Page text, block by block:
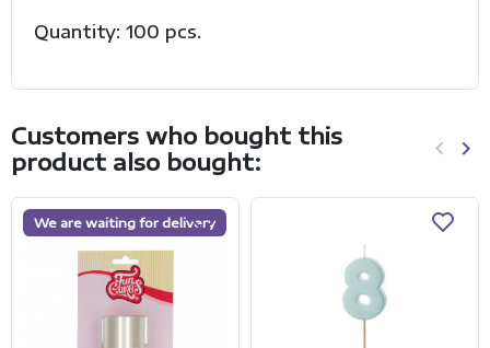
Quantity: 100 pcs.
Customers who bought this
product also bought:
keyboard_arrow_left keyboard_arrow_right
We are waiting for delivery